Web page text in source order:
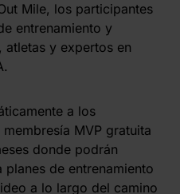
Mile, los participantes
entrenamiento y
atletas y expertos en
a los
MVP gratuita
donde podrán
de entrenamiento
a lo largo del camino